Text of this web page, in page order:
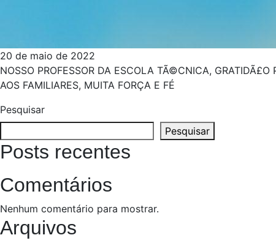
20 de maio de 2022
NOSSO PROFESSOR DA ESCOLA TÃ©CNICA,
AOS FAMILIARES, MUITA FORÇA E FÉ
Pesquisar
Pesquisar
Posts recentes
Comentários
Nenhum comentário para mostrar.
Arquivos